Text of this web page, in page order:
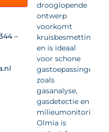
–
drooglopende
ontwerp
voorkomt
kruisbesmetting
en is ideaal
voor schone
gastoepassingen
zoals
gasanalyse,
gasdetectie en
milieumonitoring.
Olmia is